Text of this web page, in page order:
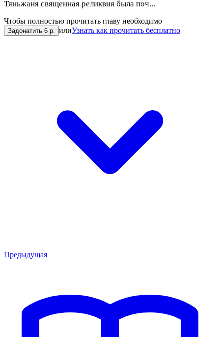
Тяньжаня священная реликвия была поч...
Чтобы полностью прочитать главу необходимо
Задонатить 6 р. илиУзнать как прочитать бесплатно
Предыдущая